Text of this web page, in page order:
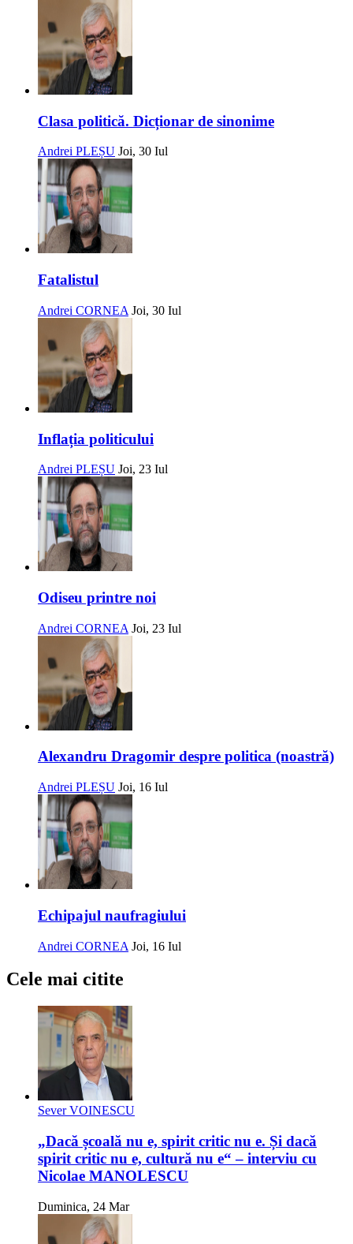
Clasa politică. Dicționar de sinonime
Andrei PLEȘU Joi, 30 Iul
Fatalistul
Andrei CORNEA Joi, 30 Iul
Inflația politicului
Andrei PLEȘU Joi, 23 Iul
Odiseu printre noi
Andrei CORNEA Joi, 23 Iul
Alexandru Dragomir despre politica (noastră)
Andrei PLEȘU Joi, 16 Iul
Echipajul naufragiului
Andrei CORNEA Joi, 16 Iul
Cele mai citite
Sever VOINESCU
„Dacă școală nu e, spirit critic nu e. Și dacă
spirit critic nu e, cultură nu e“ – interviu cu
Nicolae MANOLESCU
Duminica, 24 Mar